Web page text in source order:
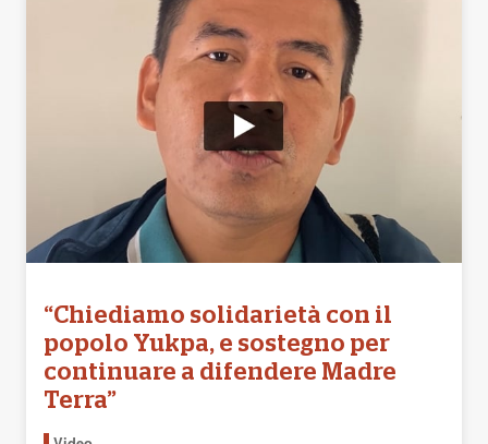
“Chiediamo solidarietà con il
popolo Yukpa, e sostegno per
continuare a difendere Madre
Terra”